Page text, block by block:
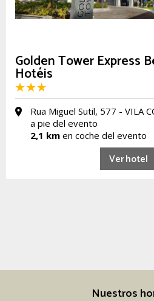
Golden Tower Express
Hotéis
Rua Miguel Sutil, 577 - VILA
a pie del evento
2,1 km en coche del evento
Ver hotel
Nuestros